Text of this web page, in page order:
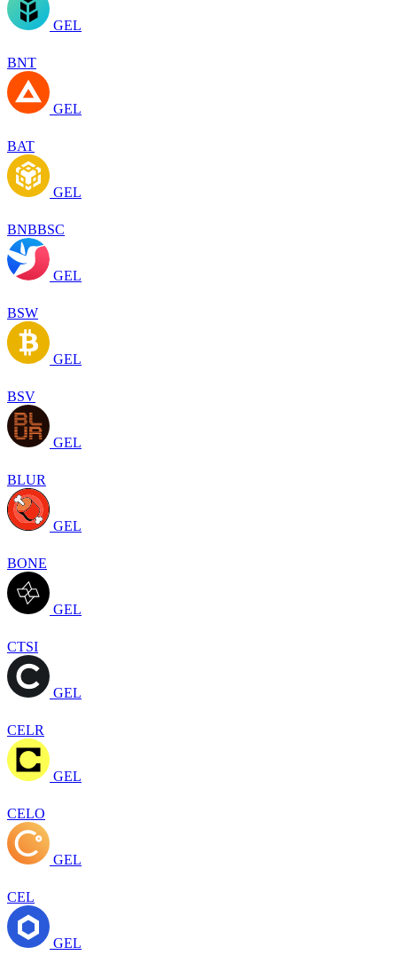
GEL
BNT
GEL
BAT
GEL
BNBBSC
GEL
BSW
GEL
BSV
GEL
BLUR
GEL
BONE
GEL
CTSI
GEL
CELR
GEL
CELO
GEL
CEL
GEL